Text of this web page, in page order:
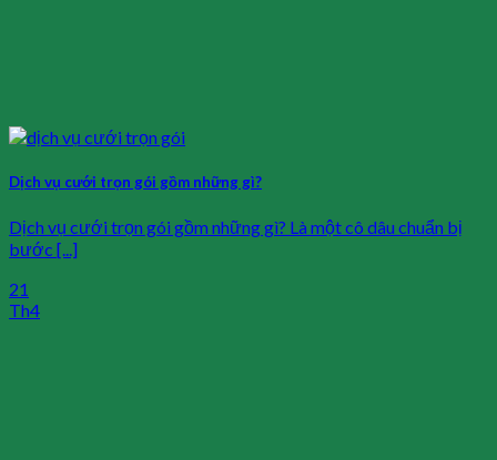
Dịch vụ cưới trọn gói gồm những gì?
Dịch vụ cưới trọn gói gồm những gì? Là một cô dâu chuẩn bị
bước [...]
21
Th4